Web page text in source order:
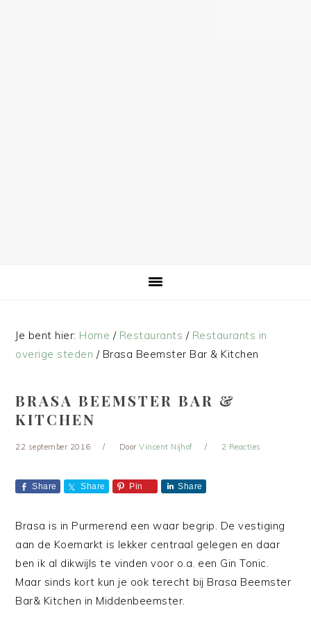
Je bent hier: Home / Restaurants / Restaurants in
overige steden /Brasa Beemster Bar & Kitchen
BRASA BEEMSTER BAR &
KITCHEN
22 september 2016 DoorVincent Nijhof 2 Reacties
Share Share Pin Share
Brasa is in Purmerend een waar begrip. De vestiging
aan de Koemarkt is lekker centraal gelegen en daar
ben ik al dikwijls te vinden voor o.a. een Gin Tonic.
Maar sinds kort kun je ook terecht bij Brasa Beemster
Bar& Kitchen in Middenbeemster.